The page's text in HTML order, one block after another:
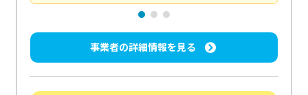
事業者の詳細情報を見る